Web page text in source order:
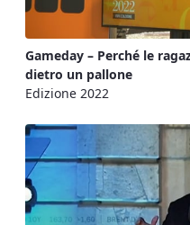
Gameday – Perché le
dietro un pallone
Edizione 2022